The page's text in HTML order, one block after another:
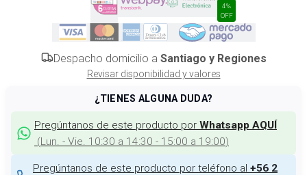
4%
OFF
Despacho domicilio a Santiago y Regiones
Revisar disponibilidad y valores
¿TIENES ALGUNA DUDA?
Pregúntanos de este producto por Whatsapp AQUÍ
(Lun. - Vie. 10:30 a 14:30 - 15:00 a 19:00)
Pregúntanos de este producto por teléfono al +56 2